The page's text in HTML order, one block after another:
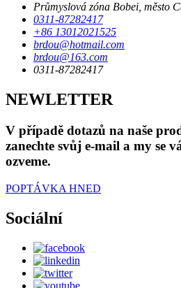
Průmyslová zóna Bobei, město
0311-87282417
+86 13012021525
brdou@hotmail.com
brdou@163.com
0311-87282417
NEWLETTER
V případě dotazů na naše
zanechte svůj e-mail a my se
ozveme.
POPTÁVKA HNED
Sociální